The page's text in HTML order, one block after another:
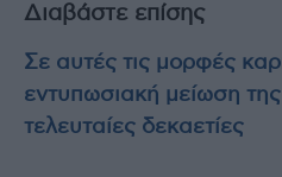
Διαβάστε επίσης
Σε αυτές τις μορφές
εντυπωσιακή μείωση
τελευταίες δεκαετίες